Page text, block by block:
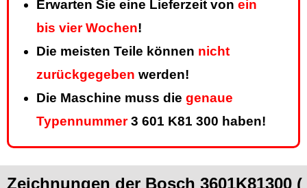
Erwarten Sie eine Lieferzeit von ein
bis vier Wochen!
Die meisten Teile können nicht
zurückgegeben werden!
Die Maschine muss die genaue
Typennummer3 601 K81 300 haben!
Zeichnungen der Bosch 3601K81300 (